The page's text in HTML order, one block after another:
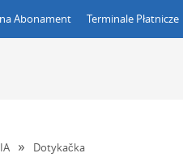
Abonament Terminale Płatnicze
Dotykačka